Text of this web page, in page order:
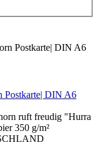
Postkarte| DIN A6
ruft freudig "Hurra
350 g/m²